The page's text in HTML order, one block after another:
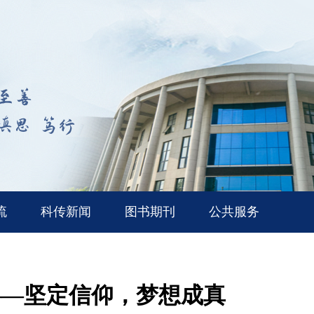
科传新闻 图书期刊 公共服务
坚定信仰，梦想成真